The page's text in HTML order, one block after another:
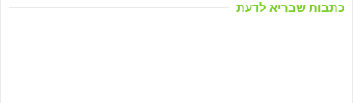
כתבות שבריא לדעת